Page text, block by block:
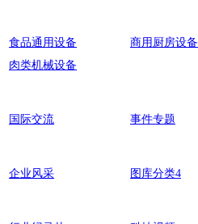
食品通用设备 商用厨房设备
肉类机械设备
国际交流 事件专题
企业风采 图库分类4